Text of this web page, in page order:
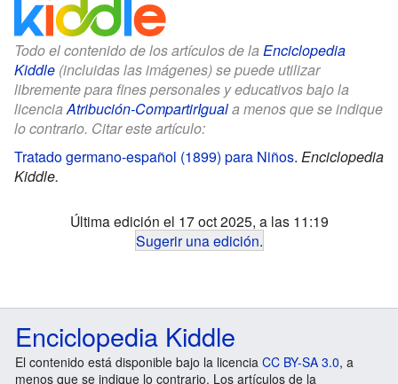
Todo el contenido de los artículos de la Enciclopedia
Kiddle (incluidas las imágenes) se puede utilizar
libremente para fines personales y educativos bajo la
licenciaAtribución-CompartirIguala menos que se indique
lo contrario. Citar este artículo:
Tratado germano-español (1899) para Niños. Enciclopedia
Kiddle.
Última edición el 17 oct 2025, a las 11:19
Sugerir una edición.
Enciclopedia Kiddle
El contenido está disponible bajo la licencia CC BY-SA 3.0, a
menos que se indique lo contrario. Los artículos de la